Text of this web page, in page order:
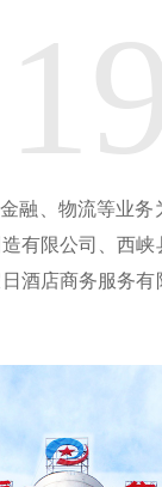
融、物流等业
有限公司、西
酒店商务服务